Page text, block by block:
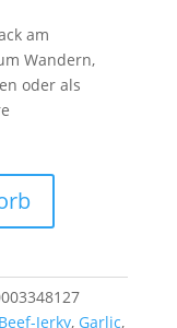
am
Wandern,
oder als
Beef-Jerky, Garlic,